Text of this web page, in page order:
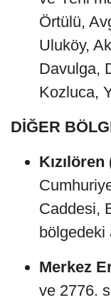
Örtülü,
Uluköy,
Davulga,
Kozluca,
DİĞER
Caddesi,
bölgedeki
Merkez
ve 2776.